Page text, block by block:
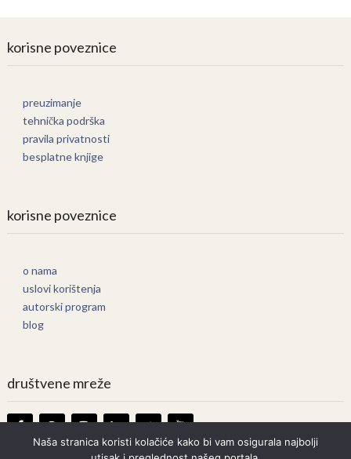
korisne poveznice
preuzimanje
tehnička podrška
pravila privatnosti
besplatne knjige
korisne poveznice
o nama
uslovi korištenja
autorski program
blog
društvene mreže
Naša stranica koristi kolačiće kako bi vam osigurala najbolji